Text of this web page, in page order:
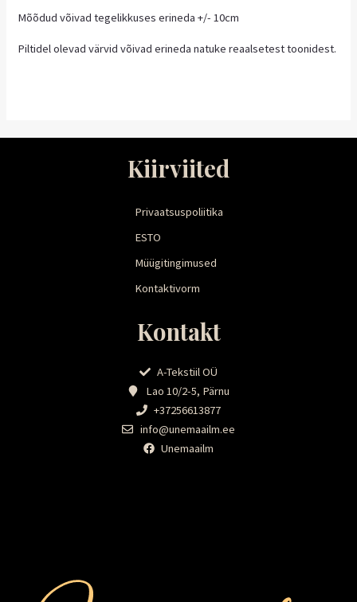
Mõõdud võivad tegelikkuses erineda +/- 10cm
Piltidel olevad värvid võivad erineda natuke reaalsetest toonidest.
Kiirviited
Privaatsuspoliitika
ESTO
Müügitingimused
Kontaktivorm
Kontakt
A-Tekstiil OÜ
Lao 10/2-5, Pärnu
+37256613877
info@unemaailm.ee
Unemaailm